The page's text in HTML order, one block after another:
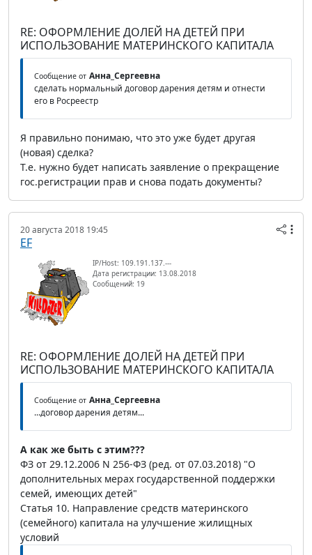
RE: ОФОРМЛЕНИЕ ДОЛЕЙ НА ДЕТЕЙ ПРИ
ИСПОЛЬЗОВАНИЕ МАТЕРИНСКОГО КАПИТАЛА
Сообщение от Анна_Сергеевна
сделать нормальный договор дарения детям и отнести
его в Росреестр
Я правильно понимаю, что это уже будет другая
(новая) сделка?
Т.е. нужно будет написать заявление о прекращение
гос.регистрации прав и снова подать документы?
20 августа 2018 19:45
EF
IP/Host: 109.191.137.---
Дата регистрации: 13.08.2018
Сообщений: 19
RE: ОФОРМЛЕНИЕ ДОЛЕЙ НА ДЕТЕЙ ПРИ
ИСПОЛЬЗОВАНИЕ МАТЕРИНСКОГО КАПИТАЛА
Сообщение от Анна_Сергеевна
...договор дарения детям...
А как же быть с этим???
ФЗ от 29.12.2006 N 256-ФЗ (ред. от 07.03.2018) "О
дополнительных мерах государственной поддержки
семей, имеющих детей"
Статья 10. Направление средств материнского
(семейного) капитала на улучшение жилищных
условий